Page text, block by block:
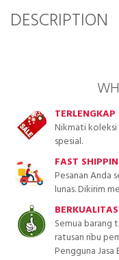
DESCRIPTION
Nikmati koleksi
spesial.
FAST
Pesanan Anda
lunas. Dikirim
Semua barang
ratusan ribu
Pengguna